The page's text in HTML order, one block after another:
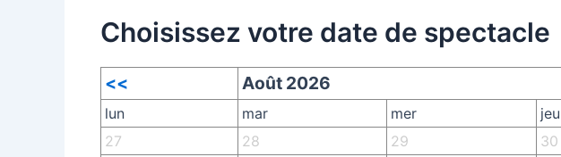
Choisissez votre date de spectacle
<< Août 2026
lun mar mer jeu
27
28 29 30